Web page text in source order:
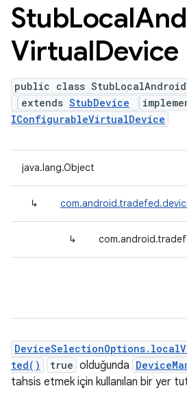
StubLocal
VirtualDevice
public class
extends StubDevice
IConfigurableVirtualDevice
java.lang.Object
↳
↳
ted()
true olduğunda
tahsis etmek için kullanılan bir yer